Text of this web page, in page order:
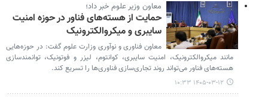
معاون وزیر علوم خبر داد؛
حمایت از هسته‌های فناور در حوزه‌ امنیت
سایبری و میکروالکترونیک
معاون فناوری و نوآوری وزارت علوم گفت: در حوزه‌هایی
مانند میکروالکترونیک، امنیت سایبری، کوانتوم، لیزر و فوتونیک، توانمندسازی
هسته‌های فناور می‌تواند روند تجاری‌سازی فناوری‌ها را تسریع کند.
۱۴۰۵-۰۳-۱۲ ۱۰:۳۳